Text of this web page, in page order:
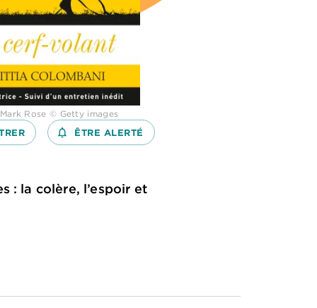
Rose © Getty images
notifications_none_outlined
ÊTRE ALERTÉ
: la colère, l’espoir et